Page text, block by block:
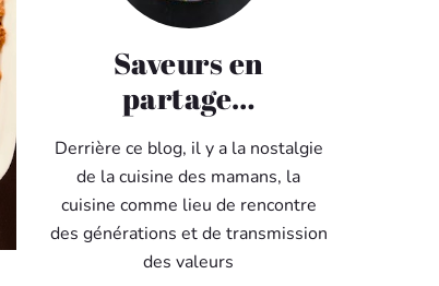
Saveurs en
partage…
Derrière ce blog, il y a la nostalgie
de la cuisine des mamans, la
cuisine comme lieu de rencontre
des générations et de transmission
des valeurs